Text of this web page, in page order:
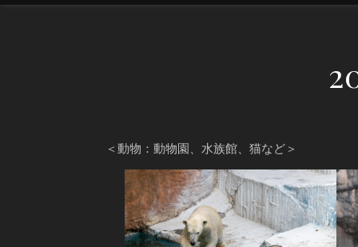
＜動物：動物園、水族館、猫など＞